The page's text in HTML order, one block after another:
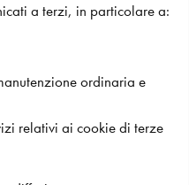
a terzi, in particolare a:
ordinaria e
relativi ai cookie di terze